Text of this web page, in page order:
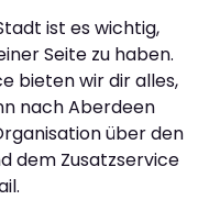
ist es wichtig,
Seite zu haben.
bieten wir dir alles,
nach Aberdeen
über den
dem Zusatzservice